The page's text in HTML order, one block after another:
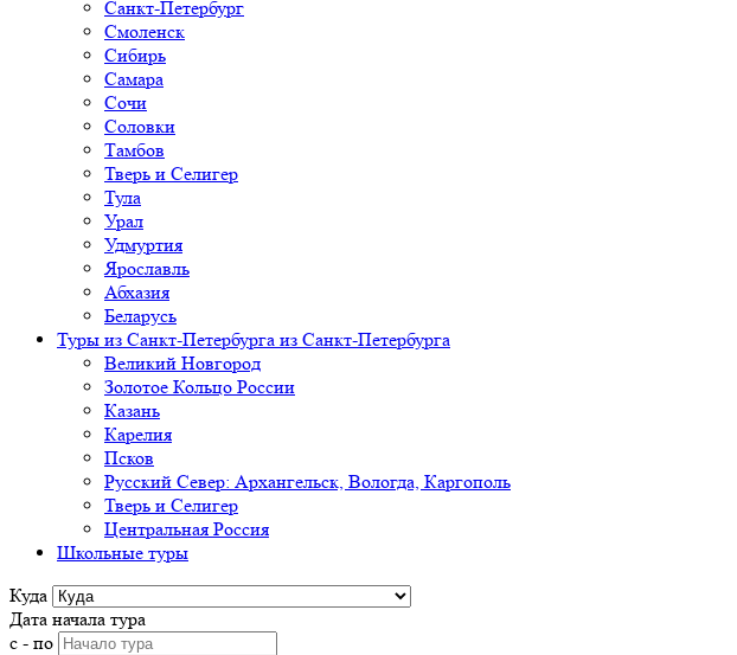
Санкт-Петербург
Смоленск
Сибирь
Самара
Сочи
Соловки
Тамбов
Тверь и Селигер
Тула
Урал
Удмуртия
Ярославль
Абхазия
Беларусь
Туры из Санкт-Петербурга из Санкт-Петербурга
Великий Новгород
Золотое Кольцо России
Казань
Карелия
Псков
Русский Север: Архангельск, Вологда, Каргополь
Тверь и Селигер
Центральная Россия
Школьные туры
Куда
Дата начала тура
с - по